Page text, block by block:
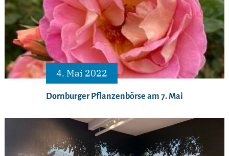
4. Mai 2022
Dornburger Pflanzenbörse am 7. Mai